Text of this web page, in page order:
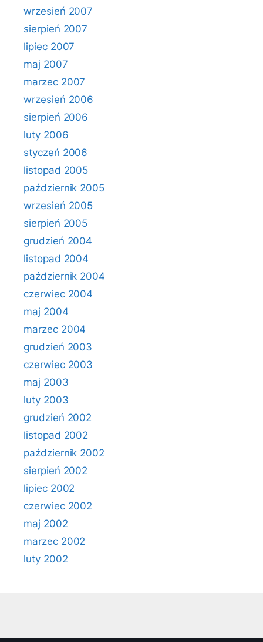
wrzesień 2007
sierpień 2007
lipiec 2007
maj 2007
marzec 2007
wrzesień 2006
sierpień 2006
luty 2006
styczeń 2006
listopad 2005
październik 2005
wrzesień 2005
sierpień 2005
grudzień 2004
listopad 2004
październik 2004
czerwiec 2004
maj 2004
marzec 2004
grudzień 2003
czerwiec 2003
maj 2003
luty 2003
grudzień 2002
listopad 2002
październik 2002
sierpień 2002
lipiec 2002
czerwiec 2002
maj 2002
marzec 2002
luty 2002